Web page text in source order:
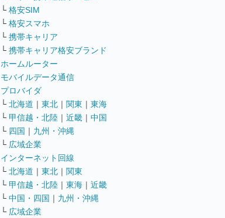
└ 格安SIM
└ 格安スマホ
└ 携帯キャリア
└ 携帯キャリア格安ブランド
ホームルーター
モバイルデータ通信
プロバイダ
└ 北海道 ｜ 東北 ｜ 関東 ｜ 東海
└ 甲信越・北陸 ｜ 近畿 ｜ 中国
└ 四国 ｜ 九州・沖縄
└ 広域企業
インターネット回線
└ 北海道 ｜ 東北 ｜ 関東
└ 甲信越・北陸 ｜ 東海 ｜ 近畿
└ 中国・四国 ｜ 九州・沖縄
└ 広域企業